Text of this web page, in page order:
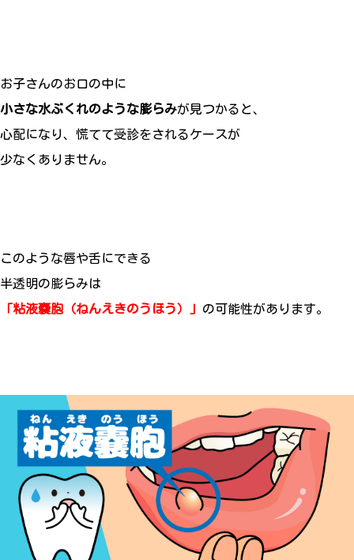
お子さんのお口の中に
小さな水ぶくれのような膨らみが見つかると、
心配になり、慌てて受診をされるケースが
少なくありません。
このような唇や舌にできる
半透明の膨らみは
「粘液嚢胞（ねんえきのうほう）」 の可能性があります。